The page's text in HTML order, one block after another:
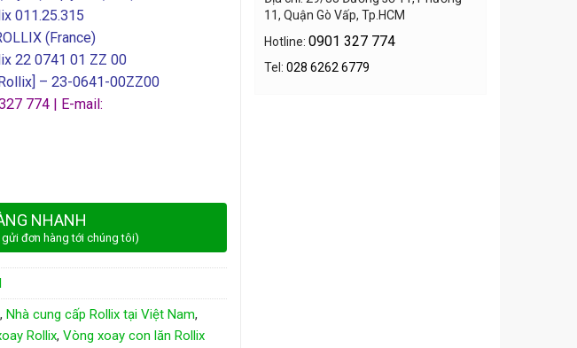
011.25.315
(France)
22 0741 01 ZZ 00
– 23-0641-00ZZ00
774 | E-mail:
NHANH
gửi đơn hàng tới chúng tôi)
, Nhà cung cấp Rollix tại Việt Nam,
Rollix, Vòng xoay con lăn Rollix
11, Quận Gò Vấp, Tp.HCM
Hotline: 0901 327 774
Tel: 028 6262 6779